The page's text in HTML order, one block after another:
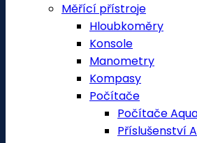
Měřící přístroje
Hloubkoměry
Konsole
Manometry
Kompasy
Počítače
Počítače
Příslušenství